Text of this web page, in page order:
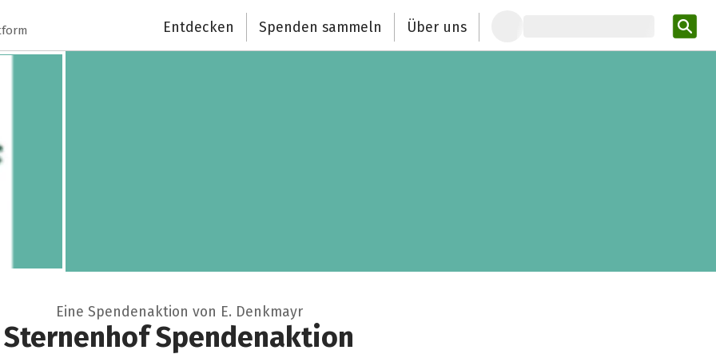
Entdecken Spenden sammeln Über uns
Eine Spendenaktion von E. Denkmayr
Sternenhof Spendenaktion
Schließen